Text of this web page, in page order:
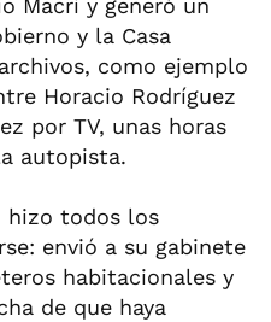
y la Casa
como ejemplo
Horacio Rodríguez
por TV, unas horas
autopista.
hizo todos los
envió a su gabinete
habitacionales y
de que haya